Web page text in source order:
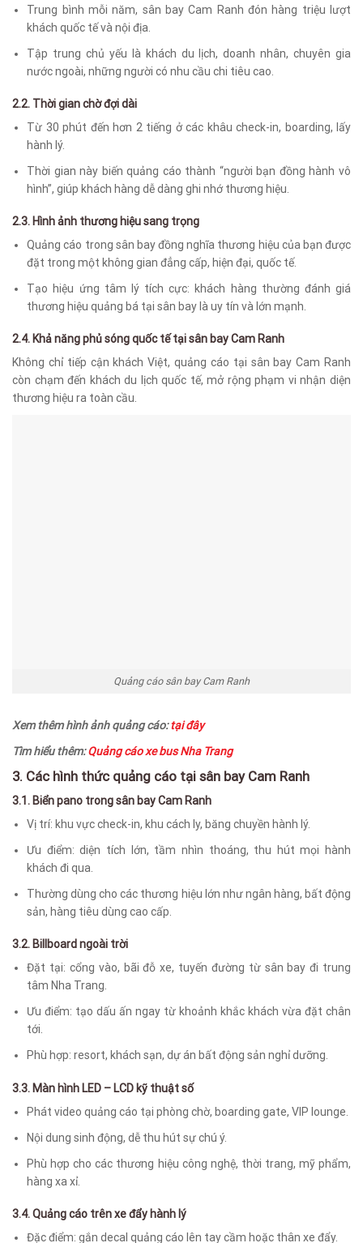
Trung bình mỗi năm, sân bay Cam Ranh đón hàng triệu lượt
khách quốc tế và nội địa.
Tập trung chủ yếu là khách du lịch, doanh nhân, chuyên gia
nước ngoài, những người có nhu cầu chi tiêu cao.
2.2. Thời gian chờ đợi dài
Từ 30 phút đến hơn 2 tiếng ở các khâu check-in, boarding, lấy
hành lý.
Thời gian này biến quảng cáo thành “người bạn đồng hành vô
hình”, giúp khách hàng dễ dàng ghi nhớ thương hiệu.
2.3. Hình ảnh thương hiệu sang trọng
Quảng cáo trong sân bay đồng nghĩa thương hiệu của bạn được
đặt trong một không gian đẳng cấp, hiện đại, quốc tế.
Tạo hiệu ứng tâm lý tích cực: khách hàng thường đánh giá
thương hiệu quảng bá tại sân bay là uy tín và lớn mạnh.
2.4. Khả năng phủ sóng quốc tế tại sân bay Cam Ranh
Không chỉ tiếp cận khách Việt, quảng cáo tại sân bay Cam Ranh
còn chạm đến khách du lịch quốc tế, mở rộng phạm vi nhận diện
thương hiệu ra toàn cầu.
Quảng cáo sân bay Cam Ranh
Xem thêm hình ảnh quảng cáo: tại đây
Tìm hiểu thêm:Quảng cáo xe bus Nha Trang
3. Các hình thức quảng cáo tại sân bay Cam Ranh
3.1. Biển pano trong sân bay Cam Ranh
Vị trí: khu vực check-in, khu cách ly, băng chuyền hành lý.
Ưu điểm: diện tích lớn, tầm nhìn thoáng, thu hút mọi hành
khách đi qua.
Thường dùng cho các thương hiệu lớn như ngân hàng, bất động
sản, hàng tiêu dùng cao cấp.
3.2. Billboard ngoài trời
Đặt tại: cổng vào, bãi đỗ xe, tuyến đường từ sân bay đi trung
tâm Nha Trang.
Ưu điểm: tạo dấu ấn ngay từ khoảnh khắc khách vừa đặt chân
tới.
Phù hợp: resort, khách sạn, dự án bất động sản nghỉ dưỡng.
3.3. Màn hình LED – LCD kỹ thuật số
Phát video quảng cáo tại phòng chờ, boarding gate, VIP lounge.
Nội dung sinh động, dễ thu hút sự chú ý.
Phù hợp cho các thương hiệu công nghệ, thời trang, mỹ phẩm,
hàng xa xỉ.
3.4. Quảng cáo trên xe đẩy hành lý
Đặc điểm: gắn decal quảng cáo lên tay cầm hoặc thân xe đẩy.